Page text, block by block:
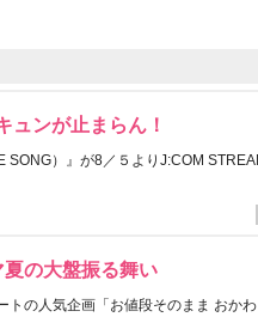
ュンが止まらん！
SONG）』が8／５よりJ:COM
の大盤振る舞い
の人気企画「お値段そのまま おかわ